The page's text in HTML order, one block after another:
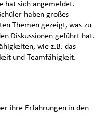
hat sich angemeldet.
haben großes
Themen gezeigt, was zu
Diskussionen geführt hat.
wie z.B. das
und Teamfähigkeit.
ihre Erfahrungen in den